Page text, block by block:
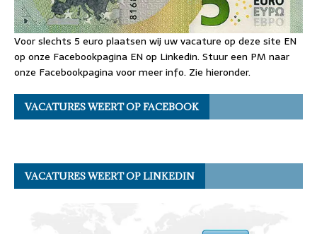
Voor slechts 5 euro plaatsen wij uw vacature op deze site EN
op onze Facebookpagina EN op Linkedin. Stuur een PM naar
onze Facebookpagina voor meer info. Zie hieronder.
VACATURES WEERT OP FACEBOOK
VACATURES WEERT OP LINKEDIN